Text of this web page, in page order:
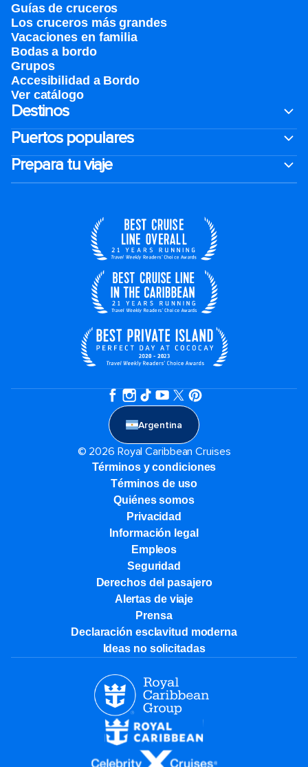
Guías de cruceros
Los cruceros más grandes
Vacaciones en familia
Bodas a bordo
Grupos
Accesibilidad a Bordo
Ver catálogo
Destinos
Puertos populares
Prepara tu viaje
Argentina
© 2026 Royal Caribbean Cruises
Términos y condiciones
Términos de uso
Quiénes somos
Privacidad
Información legal
Empleos
Seguridad
Derechos del pasajero
Alertas de viaje
Prensa
Declaración esclavitud moderna
Ideas no solicitadas